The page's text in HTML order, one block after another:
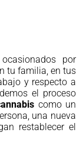
por
tu familia, en tus
y respecto a
el proceso
como un
una nueva
restablecer el